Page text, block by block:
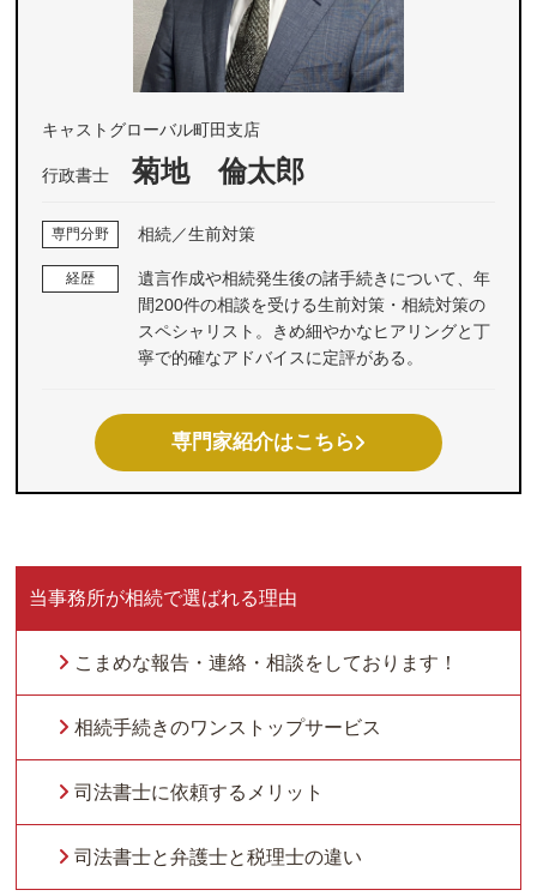
キャストグローバル町田支店
行政書士 菊地 倫太郎
専門分野 相続／生前対策
経歴
遺言作成や相続発生後の諸手続きについて、年
間200件の相談を受ける生前対策・相続対策の
スペシャリスト。きめ細やかなヒアリングと丁
寧で的確なアドバイスに定評がある。
専門家紹介はこちら
当事務所が相続で選ばれる理由
こまめな報告・連絡・相談をしております！
相続手続きのワンストップサービス
司法書士に依頼するメリット
司法書士と弁護士と税理士の違い